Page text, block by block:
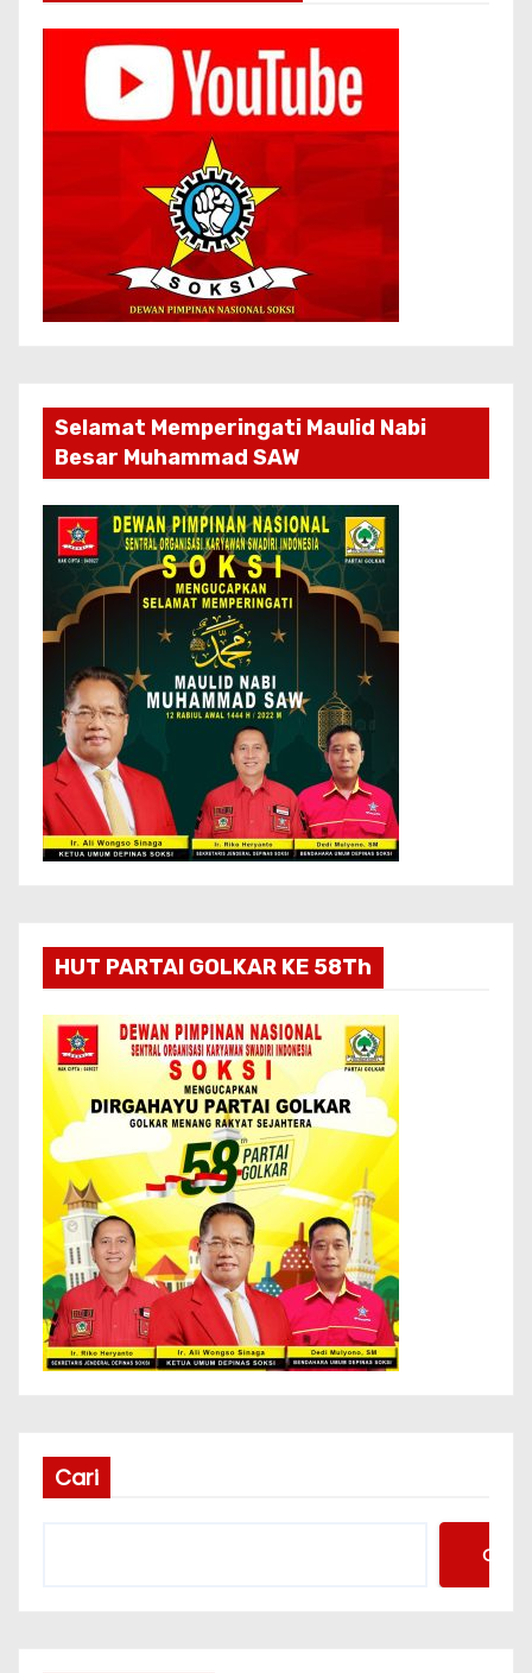
Selamat Memperingati Maulid Nabi
Besar Muhammad SAW
HUT PARTAI GOLKAR KE 58Th
Cari
Cari